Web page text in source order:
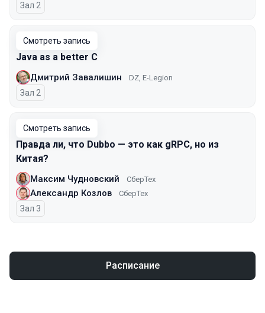
Зал 2
Смотреть запись
Java as a better C
Дмитрий Завалишин DZ, E-Legion
Зал 2
Смотреть запись
Правда ли, что Dubbo — это как gRPC, но из
Китая?
Максим Чудновский СберТех
Александр Козлов СберТех
Зал 3
Расписание